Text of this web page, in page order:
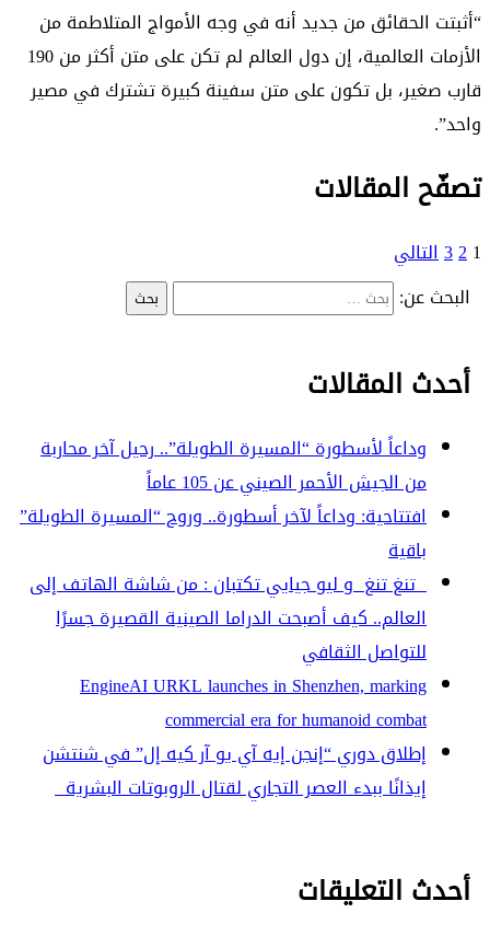
“أثبتت الحقائق من جديد أنه في وجه الأمواج المتلاطمة من
الأزمات العالمية، إن دول العالم لم تكن على متن أكثر من 190
قارب صغير، بل تكون على متن سفينة كبيرة تشترك في مصير
واحد”.
تصفّح المقالات
1
2
3التالي
البحث عن:
أحدث المقالات
وداعاً لأسطورة “المسيرة الطويلة”.. رحيل آخر محاربة
من الجيش الأحمر الصيني عن 105 عاماً
افتتاحية: وداعاً لآخر أسطورة.. وروح “المسيرة الطويلة”
باقية
تنغ تنغ و ليو جيايي تكتبان : من شاشة الهاتف إلى
العالم.. كيف أصبحت الدراما الصينية القصيرة جسرًا
للتواصل الثقافي
EngineAI URKL launches in Shenzhen, marking
commercial era for humanoid combat
إطلاق دوري “إنجن إيه آي يو آر كيه إل” في شنتشن
إيذانًا ببدء العصر التجاري لقتال الروبوتات البشرية
أحدث التعليقات